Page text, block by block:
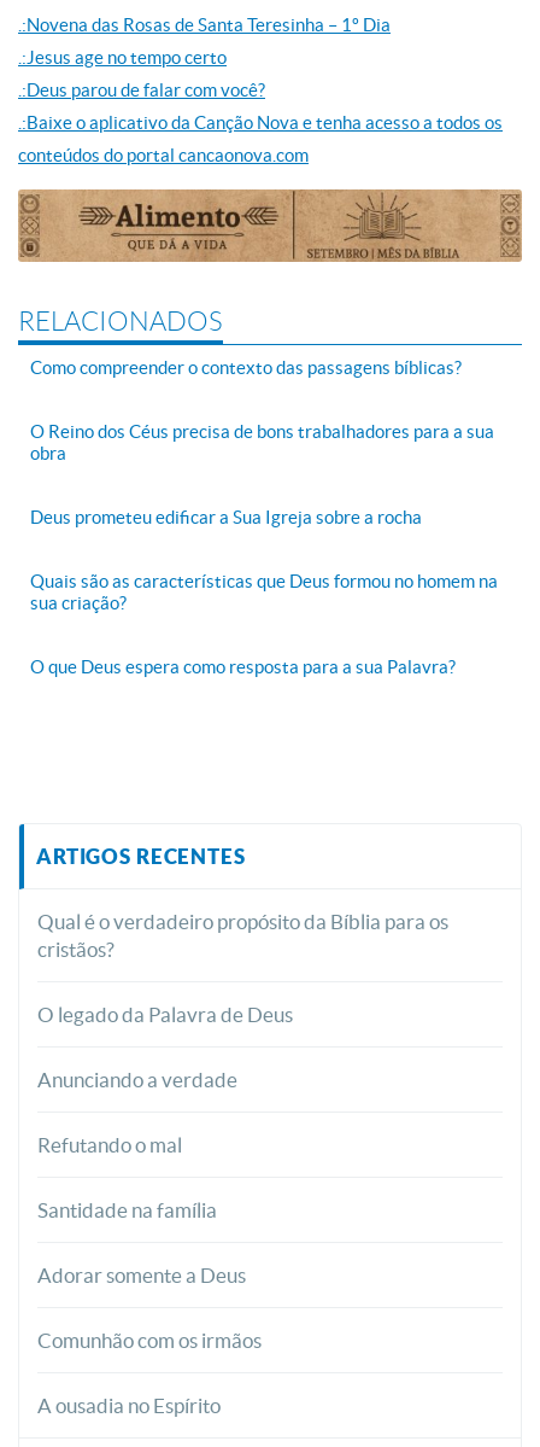
.:Novena das Rosas de Santa Teresinha – 1º Dia
.:Jesus age no tempo certo
.:Deus parou de falar com você?
.:Baixe o aplicativo da Canção Nova e tenha acesso a todos os
conteúdos do portal cancaonova.com
RELACIONADOS
Como compreender o contexto das passagens bíblicas?
O Reino dos Céus precisa de bons trabalhadores para a sua
obra
Deus prometeu edificar a Sua Igreja sobre a rocha
Quais são as características que Deus formou no homem na
sua criação?
O que Deus espera como resposta para a sua Palavra?
ARTIGOS RECENTES
Qual é o verdadeiro propósito da Bíblia para os
cristãos?
O legado da Palavra de Deus
Anunciando a verdade
Refutando o mal
Santidade na família
Adorar somente a Deus
Comunhão com os irmãos
A ousadia no Espírito